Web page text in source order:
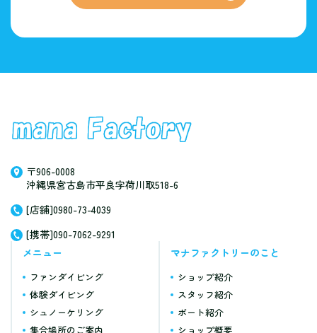
〒906-0008
沖縄県宮古島市平良字荷川取518-6
[店舗]0980-73-4039
[携帯]090-7062-9291
メニュー
ファンダイビング
体験ダイビング
シュノーケリング
集合場所のご案内
マナファクトリーのこと
ショップ紹介
スタッフ紹介
ボート紹介
ショップ概要